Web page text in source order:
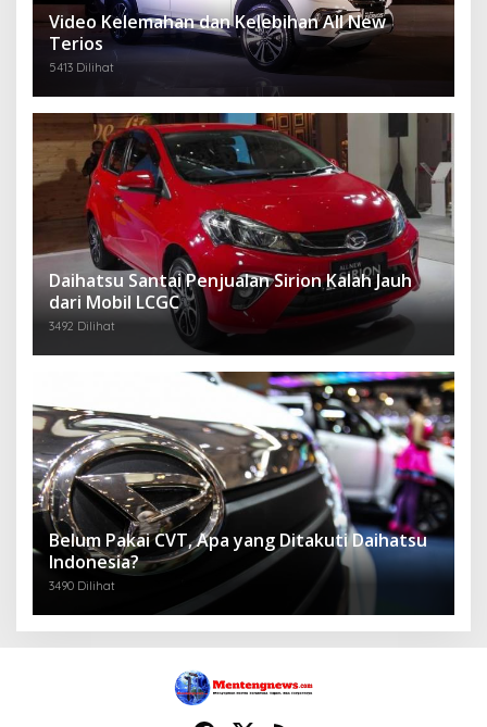
Video Kelemahan dan Kelebihan All New
Terios
5413 Dilihat
Daihatsu Santai Penjualan Sirion Kalah Jauh
dari Mobil LCGC
3492 Dilihat
Belum Pakai CVT, Apa yang Ditakuti Daihatsu
Indonesia?
3490 Dilihat